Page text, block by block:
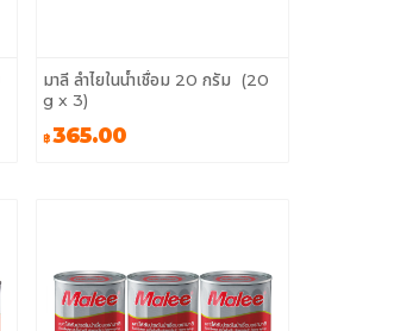
มาลี ลำไยในน้ำเชื่อม 20 กรัม (20
g x 3)
฿365.00